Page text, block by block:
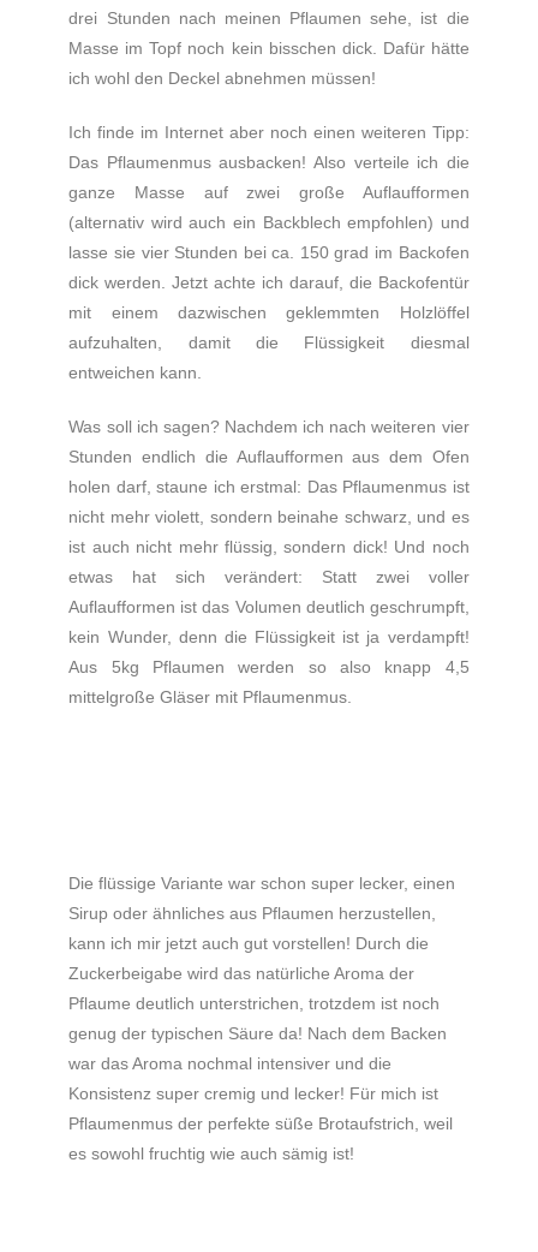
drei Stunden nach meinen Pflaumen sehe, ist die
Masse im Topf noch kein bisschen dick. Dafür hätte
ich wohl den Deckel abnehmen müssen!
Ich finde im Internet aber noch einen weiteren Tipp:
Das Pflaumenmus ausbacken! Also verteile ich die
ganze Masse auf zwei große Auflaufformen
(alternativ wird auch ein Backblech empfohlen) und
lasse sie vier Stunden bei ca. 150 grad im Backofen
dick werden. Jetzt achte ich darauf, die Backofentür
mit einem dazwischen geklemmten Holzlöffel
aufzuhalten, damit die Flüssigkeit diesmal
entweichen kann.
Was soll ich sagen? Nachdem ich nach weiteren vier
Stunden endlich die Auflaufformen aus dem Ofen
holen darf, staune ich erstmal: Das Pflaumenmus ist
nicht mehr violett, sondern beinahe schwarz, und es
ist auch nicht mehr flüssig, sondern dick! Und noch
etwas hat sich verändert: Statt zwei voller
Auflaufformen ist das Volumen deutlich geschrumpft,
kein Wunder, denn die Flüssigkeit ist ja verdampft!
Aus 5kg Pflaumen werden so also knapp 4,5
mittelgroße Gläser mit Pflaumenmus.
Die flüssige Variante war schon super lecker, einen
Sirup oder ähnliches aus Pflaumen herzustellen,
kann ich mir jetzt auch gut vorstellen! Durch die
Zuckerbeigabe wird das natürliche Aroma der
Pflaume deutlich unterstrichen, trotzdem ist noch
genug der typischen Säure da! Nach dem Backen
war das Aroma nochmal intensiver und die
Konsistenz super cremig und lecker! Für mich ist
Pflaumenmus der perfekte süße Brotaufstrich, weil
es sowohl fruchtig wie auch sämig ist!